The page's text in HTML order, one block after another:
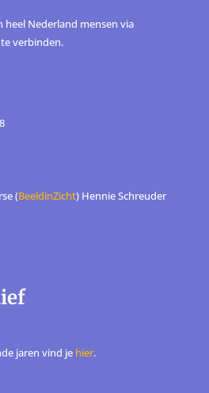
heel Nederland mensen via
verbinden.
(BeeldinZicht) Hennie Schreuder
jaren vind je hier.